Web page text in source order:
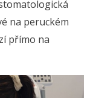
na peruckém
přímo na